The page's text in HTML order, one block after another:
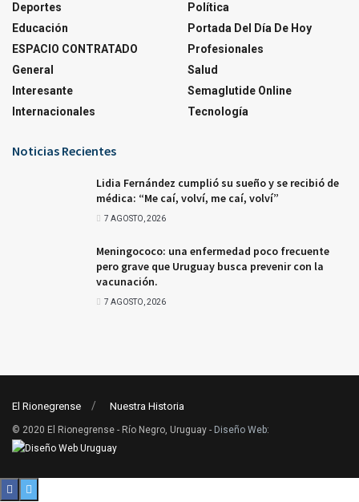
Deportes
Educación
ESPACIO CONTRATADO
General
Interesante
Internacionales
Política
Portada Del Día De Hoy
Profesionales
Salud
Semaglutide Online
Tecnología
Noticias Recientes
Lidia Fernández cumplió su sueño y se recibió de
médica: “Me caí, volví, me caí, volví”
7 AGOSTO, 2026
Meningococo: una enfermedad poco frecuente
pero grave que Uruguay busca prevenir con la
vacunación.
7 AGOSTO, 2026
El Rionegrense Nuestra Historia
© 2020 El Rionegrense - Río Negro, Uruguay - Diseño Web: